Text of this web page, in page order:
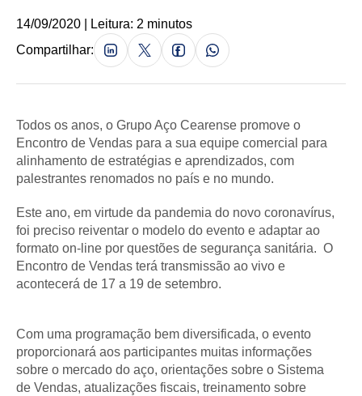
14/09/2020 | Leitura: 2 minutos
Compartilhar:
Todos os anos, o Grupo Aço Cearense promove o
Encontro de Vendas para a sua equipe comercial para
alinhamento de estratégias e aprendizados, com
palestrantes renomados no país e no mundo.
Este ano, em virtude da pandemia do novo coronavírus,
foi preciso reiventar o modelo do evento e adaptar ao
formato on-line por questões de segurança sanitária. O
Encontro de Vendas terá transmissão ao vivo e
acontecerá de 17 a 19 de setembro.
Com uma programação bem diversificada, o evento
proporcionará aos participantes muitas informações
sobre o mercado do aço, orientações sobre o Sistema
de Vendas, atualizações fiscais, treinamento sobre